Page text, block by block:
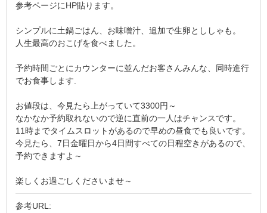
参考ページにHP貼ります。
シンプルに土鍋ごはん、お味噌汁、追加で生卵とししゃも。
人生最高のおこげを食べました。
予約時間ごとにカウンターに並んだお客さんみんな、同時進行
でお食事します.
お値段は、今見たら上がっていて3300円～
なかなか予約取れないので逆に直前の一人はチャンスです。
11時までタイムスロットがあるので早めの昼食でも良いです。
今見たら、7日金曜日から4日間すべての日程空きがあるので、
予約できますよ～
楽しくお過ごしくださいませ～
参考URL: